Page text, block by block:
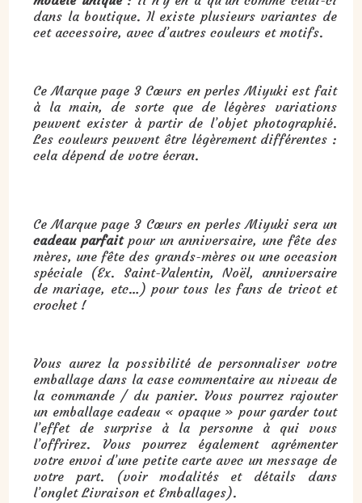
dans la boutique. Il existe plusieurs variantes de
cet accessoire, avec d’autres couleurs et motifs.
Ce Marque page 3 Cœurs en perles Miyuki est fait
à la main, de sorte que de légères variations
peuvent exister à partir de l’objet photographié.
Les couleurs peuvent être légèrement différentes :
cela dépend de votre écran.
Ce Marque page 3 Cœurs en perles Miyuki sera un
cadeau parfaitpour un anniversaire, une fête des
mères, une fête des grands-mères ou une occasion
spéciale (Ex. Saint-Valentin, Noël, anniversaire
de mariage, etc…) pour tous les fans de tricot et
crochet !
Vous aurez la possibilité de personnaliser votre
emballage dans la case commentaire au niveau de
la commande / du panier. Vous pourrez rajouter
un emballage cadeau « opaque » pour garder tout
l’effet de surprise à la personne à qui vous
l’offrirez. Vous pourrez également agrémenter
votre envoi d’une petite carte avec un message de
votre part. (voir modalités et détails dans
l’onglet Livraison et Emballages).